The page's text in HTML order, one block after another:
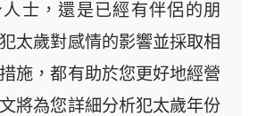
士，還是已經有伴侶的朋
太歲對感情的影響並採取相
施，都有助於您更好地經營
將為您詳細分析犯太歲年份